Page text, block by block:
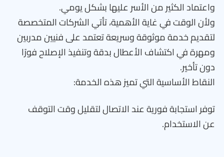
واعتماد الكثير من الأسر عليها بشكل يومي.
ولأن الوقت في غاية الأهمية، تأتي الشركات المتخصصة
لتقديم خدمة موثوقة وسريعة تعتمد على فنيين مدربين
ومهرة في اكتشاف الأعطال بدقة وتنفيذ الإصلاح فورًا
دون تأخير.
النقاط الأساسية التي تميز هذه الخدمة:
توفر استجابة فورية عند الاتصال لتقليل وقت التوقف
عن الاستخدام.